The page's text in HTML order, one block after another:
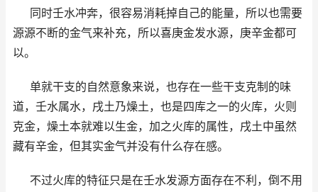
同时壬水冲奔，很容易消耗掉自己的能量，所以也需要
源源不断的金气来补充，所以喜庚金发水源，庚辛金都可
以。
单就干支的自然意象来说，也存在一些干支克制的味
道，壬水属水，戌土乃燥土，也是四库之一的火库，火则
克金，燥土本就难以生金，加之火库的属性，戌土中虽然
藏有辛金，但其实金气并没有什么存在感。
不过火库的特征只是在壬水发源方面存在不利，倒不用